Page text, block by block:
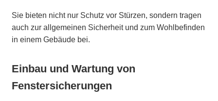
Sie bieten nicht nur Schutz vor Stürzen, sondern tragen
auch zur allgemeinen Sicherheit und zum Wohlbefinden
in einem Gebäude bei.
Einbau und Wartung von
Fenstersicherungen